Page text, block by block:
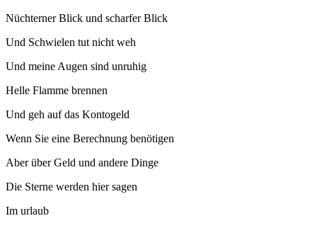
Nüchterner Blick und scharfer Blick
Und Schwielen tut nicht weh
Und meine Augen sind unruhig
Helle Flamme brennen
Und geh auf das Kontogeld
Wenn Sie eine Berechnung benötigen
Aber über Geld und andere Dinge
Die Sterne werden hier sagen
Im urlaub